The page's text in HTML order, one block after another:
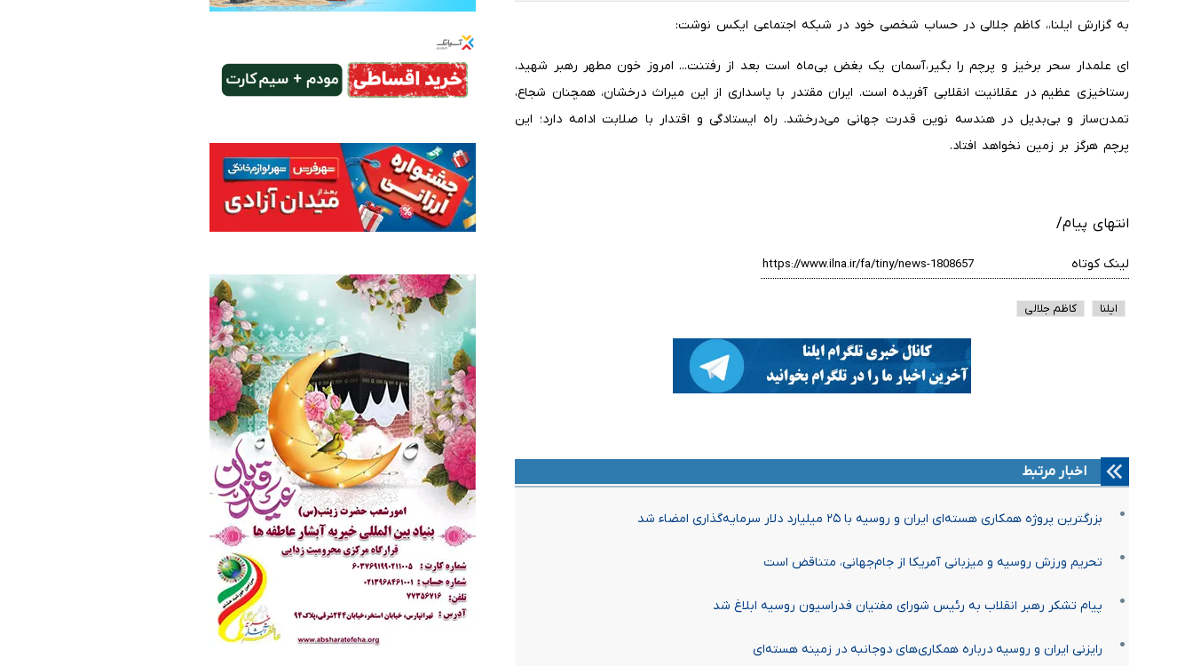
به گزارش ایلنا،، کاظم جلالی در حساب شخصی خود در شبکه اجتماعی ایکس نوشت:
‌ای علمدار سحر برخیز و پرچم را بگیر،‌آسمان یک بغض بی‌ماه است بعد از رفتنت... ‌امروز خون مطهر رهبر شهید،
رستاخیزی عظیم در عقلانیت انقلابی آفریده است. ایران مقتدر با پاسداری از این میراث درخشان، همچنان شجاع،
تمدن‌ساز و بی‌بدیل در هندسه نوین قدرت جهانی می‌درخشد. راه ایستادگی و اقتدار با صلابت ادامه دارد؛ این
پرچم هرگز بر زمین نخواهد افتاد.
انتهای پیام/
لینک کوتاه
ایلنا کاظم جلالی
اخبار مرتبط
بزرگترین پروژه همکاری هسته‌ای ایران و روسیه با ۲۵ میلیارد دلار سرمایه‌گذاری امضاء شد
تحریم ورزش روسیه و میزبانی آمریکا از جام‌جهانی، متناقض است
پیام تشکر رهبر انقلاب به رئیس شورای مفتیان فدراسیون روسیه ابلاغ شد
رایزنی ایران و روسیه درباره همکاری‌های دوجانبه در زمینه هسته‌ای